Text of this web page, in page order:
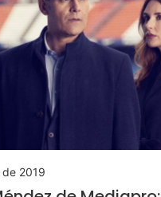
2019